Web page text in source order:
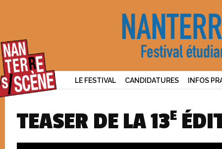
LE FESTIVAL CANDIDATURES INFOS
TEASER DE LA 13E